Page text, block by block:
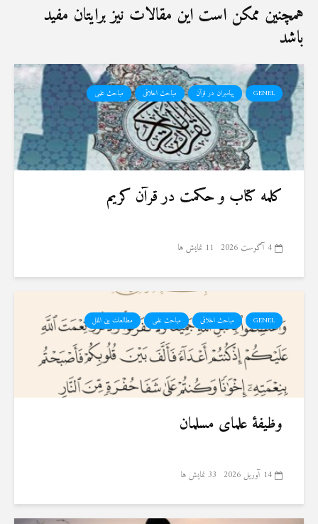
همچنین ممکن است این مقالات نیز برایتان مفید
باشد
GENEL پیامبران در قرآن مباحث اخلاقی مباحث علمی
کلمه کتاب و حکمت در قرآن کریم
4 آگوست 2026 11 نمایش ها
GENEL مباحث اخلاقی مباحث علمی مطالعات بین الملل
وظیفهٔ علمای مسلمان
14 آوریل 2026 33 نمایش ها